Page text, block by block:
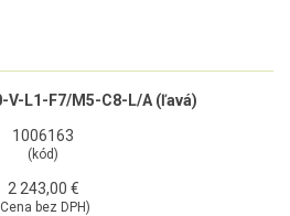
V-L1-F7/M5-C8-L/A (ľavá)
1006163
(kód)
2 243,00 €
bez DPH)